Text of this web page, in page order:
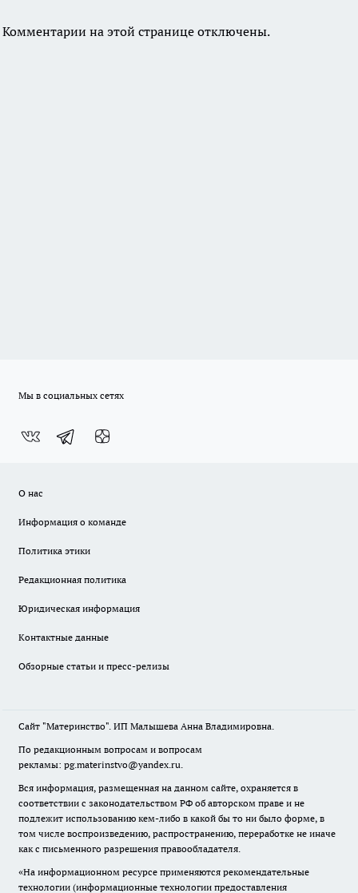
Комментарии на этой странице отключены.
Мы в социальных сетях
О нас
Информация о команде
Политика этики
Редакционная политика
Юридическая информация
Контактные данные
Обзорные статьи и пресс-релизы
Сайт "Материнство". ИП Малышева Анна Владимировна.
По редакционным вопросам и вопросам
рекламы: pg.materinstvo@yandex.ru.
Вся информация, размещенная на данном сайте, охраняется в
соответствии с законодательством РФ об авторском праве и не
подлежит использованию кем-либо в какой бы то ни было форме, в
том числе воспроизведению, распространению, переработке не иначе
как с письменного разрешения правообладателя.
«На информационном ресурсе применяются рекомендательные
технологии (информационные технологии предоставления